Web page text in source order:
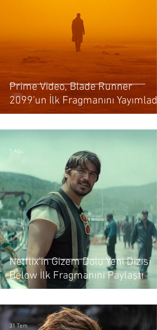
Prime Video, Blade Runner
2099'un İlk Fragmanını Yayımladı
Netflix'in Gizem Dolu Yeni Dizisi
Below İlk Fragmanını Paylaştı
1 Ağu
31 Tem